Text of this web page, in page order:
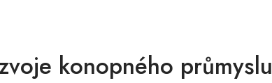
konopného průmyslu